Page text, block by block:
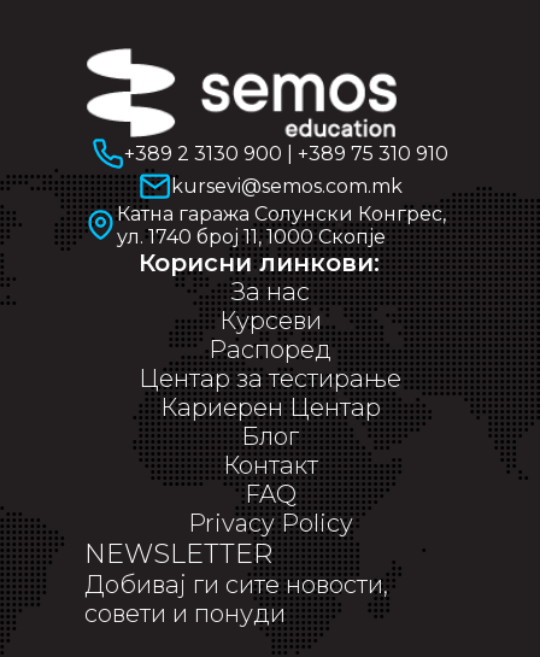
+389 2 3130 900
+389 75 310 910
kursevi@semos.com.mk
Катна гаража Солунски Конгрес,
ул. 1740 број 11, 1000 Скопје
Корисни линкови:
За нас
Курсеви
Распоред
Центар за тестирање
Кариерен Центар
Блог
Контакт
FAQ
Privacy Policy
NEWSLETTER
Добивај ги сите новости,
совети и понуди